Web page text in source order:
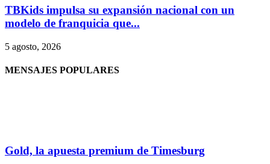
TBKids impulsa su expansión nacional con un
modelo de franquicia que...
5 agosto, 2026
MENSAJES POPULARES
Gold, la apuesta premium de Timesburg